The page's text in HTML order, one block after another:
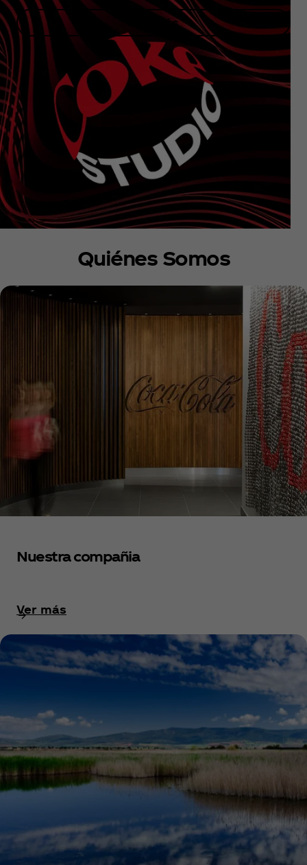
Ver más
Quiénes Somos
Nuestra compañia
Ver más